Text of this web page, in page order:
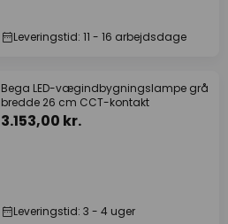
Leveringstid: 11 - 16 arbejdsdage
Bega LED-vægindbygningslampe grå
bredde 26 cm CCT-kontakt
3.153,00 kr.
Leveringstid: 3 - 4 uger